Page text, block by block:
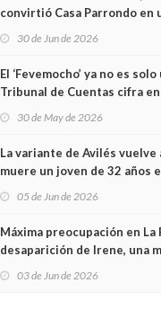
convirtió Casa Parrondo en
Asturias en Madrid
30 de Jun de 2026
El ‘Fevemocho’ ya no es
Tribunal de Cuentas cifra
sobrecoste de los trenes
30 de May de 2026
La variante de Avilés
muere un joven de 32 años
frontal
05 de Jun de 2026
Máxima preocupación en La
desaparición de Irene, una
03 de Jun de 2026